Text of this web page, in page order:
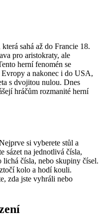
sahá až do Francie 18.
pro aristokraty, ale
herní fenomén se
a nakonec i do USA,
s dvojitou nulou. Dnes
hráčům rozmanité herní
si vyberete stůl a
sázet na jednotlivá čísla,
lichá čísla, nebo skupiny čísel.
kolo a hodí kouli.
zda jste vyhráli nebo